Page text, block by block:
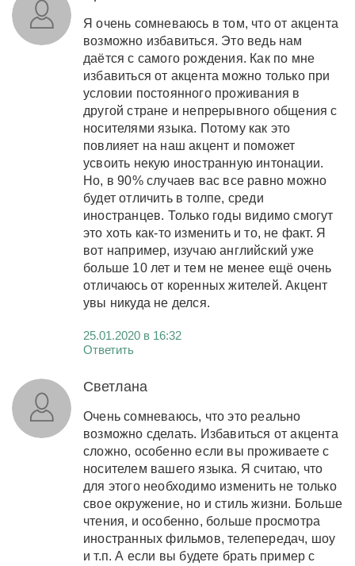
Я очень сомневаюсь в том, что от акцента
возможно избавиться. Это ведь нам
даётся с самого рождения. Как по мне
избавиться от акцента можно только при
условии постоянного проживания в
другой стране и непрерывного общения с
носителями языка. Потому как это
повлияет на наш акцент и поможет
усвоить некую иностранную интонации.
Но, в 90% случаев вас все равно можно
будет отличить в толпе, среди
иностранцев. Только годы видимо смогут
это хоть как-то изменить и то, не факт. Я
вот например, изучаю английский уже
больше 10 лет и тем не менее ещё очень
отличаюсь от коренных жителей. Акцент
увы никуда не делся.
25.01.2020 в 16:32
Ответить
Светлана
Очень сомневаюсь, что это реально
возможно сделать. Избавиться от акцента
сложно, особенно если вы проживаете с
носителем вашего языка. Я считаю, что
для этого необходимо изменить не только
свое окружение, но и стиль жизни. Больше
чтения, и особенно, больше просмотра
иностранных фильмов, телепередач, шоу
и т.п. А если вы будете брать пример с